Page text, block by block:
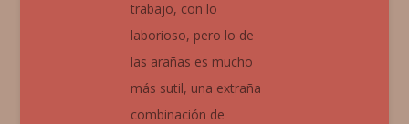
trabajo, con lo
laborioso, pero lo de
las arañas es mucho
más sutil, una extraña
combinación de